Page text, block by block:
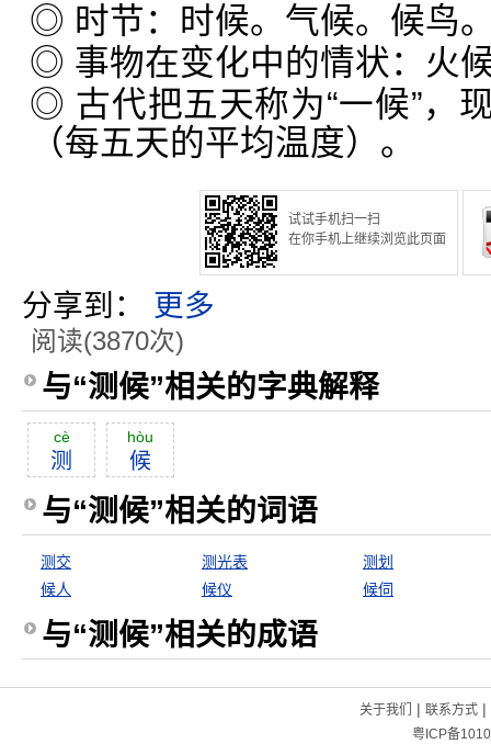
◎ 时节：时候。气候。候鸟
◎ 事物在变化中的情状：火
◎ 古代把五天称为“一候”，
（每五天的平均温度）。
试试手机扫一扫
在你手机上继续浏览此页面
分享到： 更多
阅读(3870次)
与“测候”相关的字典解释
cè
测
hòu
候
与“测候”相关的词语
测交 测光表
测划
候人
候仪 候伺
与“测候”相关的成语
关于我们 | 联系方式|
粤ICP备